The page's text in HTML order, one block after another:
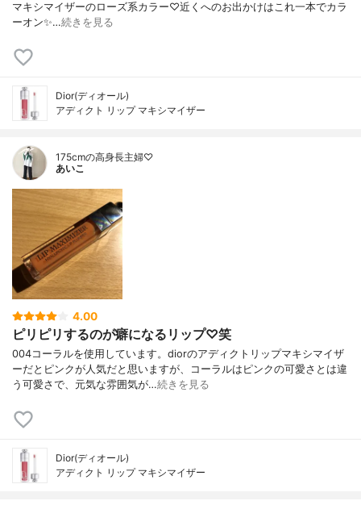
マキシマイザーのローズ系カラー♡近くへのお出かけはこれ一本でカラ
ーオン✨…続きを見る
Dior(ディオール)
アディクト リップ マキシマイザー
175cmの高身長主婦♡
あいこ
4.00
ピリピリするのが癖になるリップ♡笑
004コーラルを使用しています。diorのアディクトリップマキシマイザ
ーだとピンクが人気だと思いますが、コーラルはピンクの可愛さとは違
う可愛さで、元気な雰囲気が…続きを見る
Dior(ディオール)
アディクト リップ マキシマイザー